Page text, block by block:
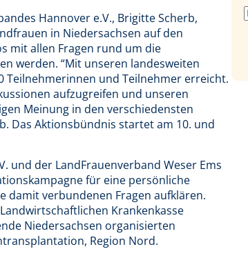
Hannover e.V., Brigitte Scherb,
in Niedersachsen auf den
mit allen Fragen rund um die
werden. “Mit unseren landesweiten
Teilnehmerinnen und Teilnehmer erreicht.
aufzugreifen und unseren
Meinung in den verschiedensten
Das Aktionsbündnis startet am 10. und
und der LandFrauenverband Weser Ems
für eine persönliche
damit verbundenen Fragen aufklären.
Krankenkasse
Niedersachsen organisierten
Region Nord.